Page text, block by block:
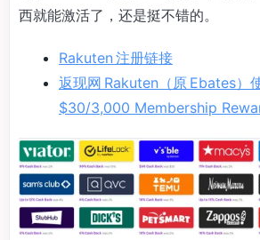
西就能激活了，还是挺不错的。
Rakuten 注册链接
返现网 Rakuten（原 Ebates）
$30/3,000 Membership